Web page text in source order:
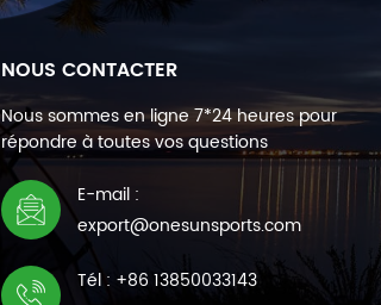
NOUS CONTACTER
Nous sommes en ligne 7*24 heures pour
répondre à toutes vos questions
E-mail :
export@onesunsports.com
Tél : +86 13850033143